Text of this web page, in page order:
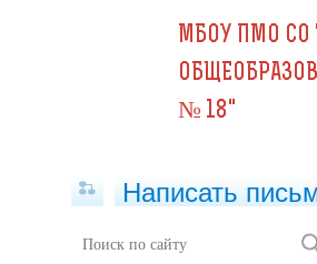
МБОУ ПМО СО
№ 18"
Написать